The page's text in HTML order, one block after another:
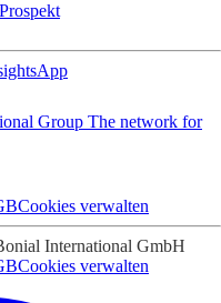
App
Group The network for
Cookies verwalten
International GmbH
Cookies verwalten